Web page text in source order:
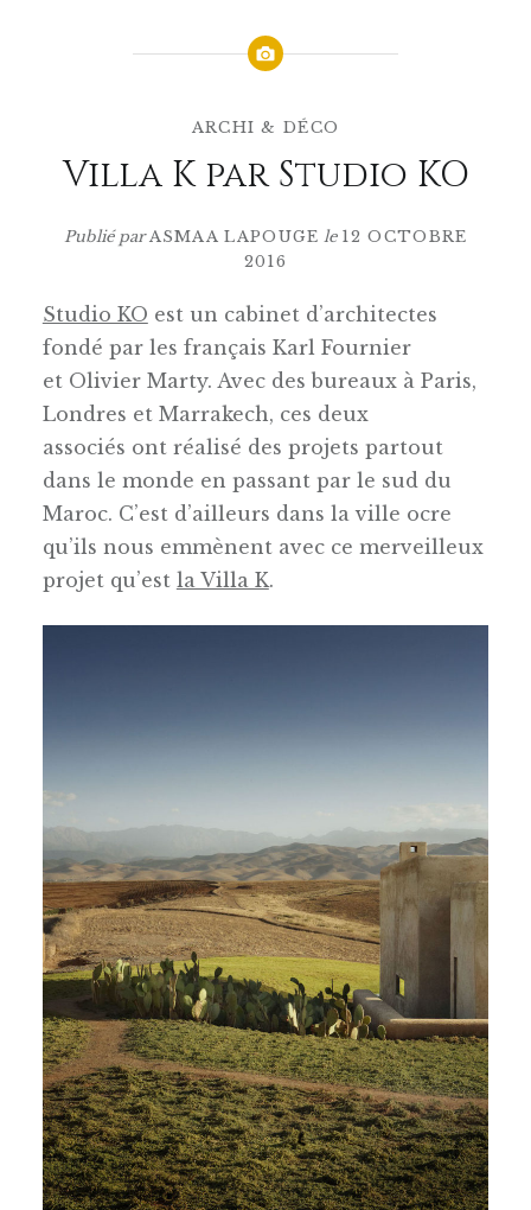
ARCHI & DÉCO
Villa K par Studio KO
Publié parASMAA LAPOUGE le 12 OCTOBRE
2016
Studio KO est un cabinet d’architectes
fondé par les français Karl Fournier
et Olivier Marty. Avec des bureaux à Paris,
Londres et Marrakech, ces deux
associés ont réalisé des projets partout
dans le monde en passant par le sud du
Maroc. C’est d’ailleurs dans la ville ocre
qu’ils nous emmènent avec ce merveilleux
projet qu’est la Villa K.